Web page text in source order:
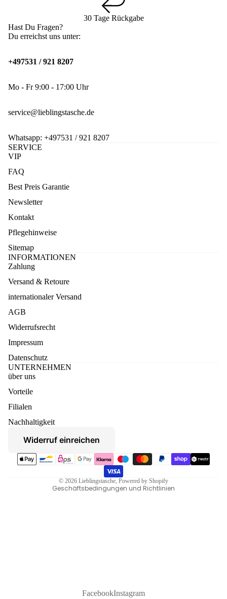
30 Tage Rückgabe
Hast Du Fragen?
Du erreichst uns unter:
+497531 / 921 8207
Mo - Fr 9:00 - 17:00 Uhr
service@lieblingstasche.de
Whatsapp: +497531 / 921 8207
SERVICE
VIP
FAQ
Best Preis Garantie
Newsletter
Kontakt
Pflegehinweise
Sitemap
INFORMATIONEN
Zahlung
Versand & Retoure
internationaler Versand
AGB
Widerrufsrecht
Impressum
Datenschutz
UNTERNEHMEN
über uns
Vorteile
Filialen
Nachhaltigkeit
Widerruf einreichen
Zahlungsmethoden
© 2026 Lieblingstasche, Powered by Shopify
Geschäftsbedingungen und Richtlinien
Kontaktinformationen
FacebookInstagram